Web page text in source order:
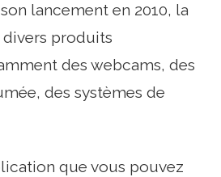
lancement en 2010, la
produits
des webcams, des
des systèmes de
que vous pouvez